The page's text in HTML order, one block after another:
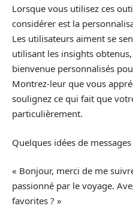
Lorsque vous utilisez ces
considérer est la
Les utilisateurs aiment se
utilisant les insights
bienvenue personnalisés
Montrez-leur que vous
soulignez ce qui fait que
particulièrement.
Quelques idées de
« Bonjour, merci de me
passionné par le voyage.
favorites ? »